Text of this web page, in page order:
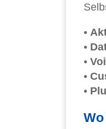
•
•
•
•
•